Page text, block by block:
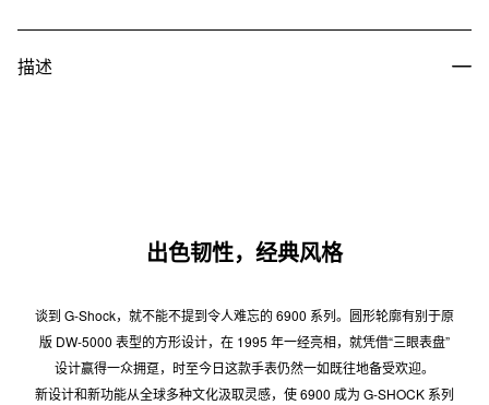
描述
出色韧性，经典风格
谈到 G-Shock，就不能不提到令人难忘的 6900 系列。圆形轮廓有别于原
版 DW-5000 表型的方形设计，在 1995 年一经亮相，就凭借“三眼表盘”
设计赢得一众拥趸，时至今日这款手表仍然一如既往地备受欢迎。
新设计和新功能从全球多种文化汲取灵感，使 6900 成为 G-SHOCK 系列